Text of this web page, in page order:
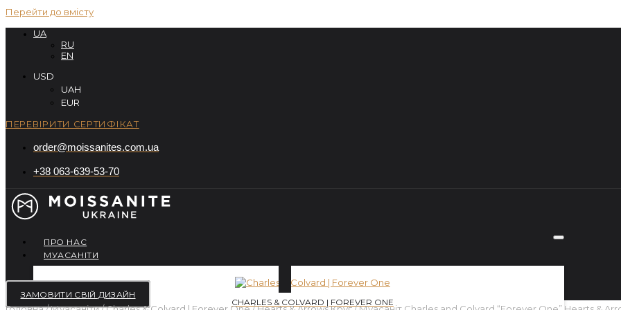
Перейти до вмісту
UA
RU
EN
USD
UAH
EUR
ПЕРЕВІРИТИ СЕРТИФІКАТ
order@moissanites.com.ua
+38 063-639-53-70
ПРО НАС
МУАСАНІТИ
CHARLES & COLVARD | FOREVER ONE
ЗАМОВИТИ СВІЙ ДИЗАЙН